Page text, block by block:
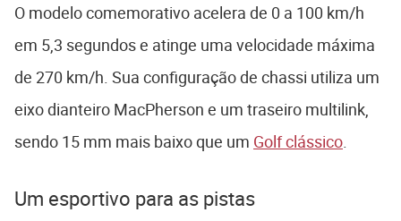
O modelo comemorativo acelera de 0 a 100 km/h
em 5,3 segundos e atinge uma velocidade máxima
de 270 km/h. Sua configuração de chassi utiliza um
eixo dianteiro MacPherson e um traseiro multilink,
sendo 15 mm mais baixo que um Golf clássico.
Um esportivo para as pistas